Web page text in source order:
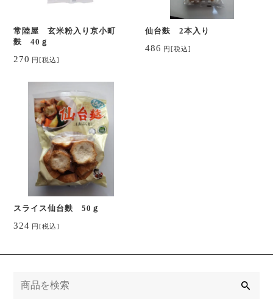
常陸屋 玄米粉入り京小町
麩 40ｇ
270 円[税込]
仙台麩 2本入り
486 円[税込]
スライス仙台麩 50ｇ
324 円 [税込]